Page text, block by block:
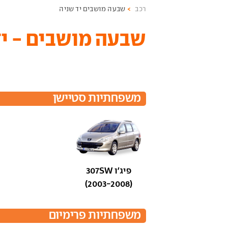
רכב שבעה מושבים יד שניה
שבעה מושבים -
משפחתיות סטיישן
פיג'ו 307SW
(2003-2008)
משפחתיות פרימיום